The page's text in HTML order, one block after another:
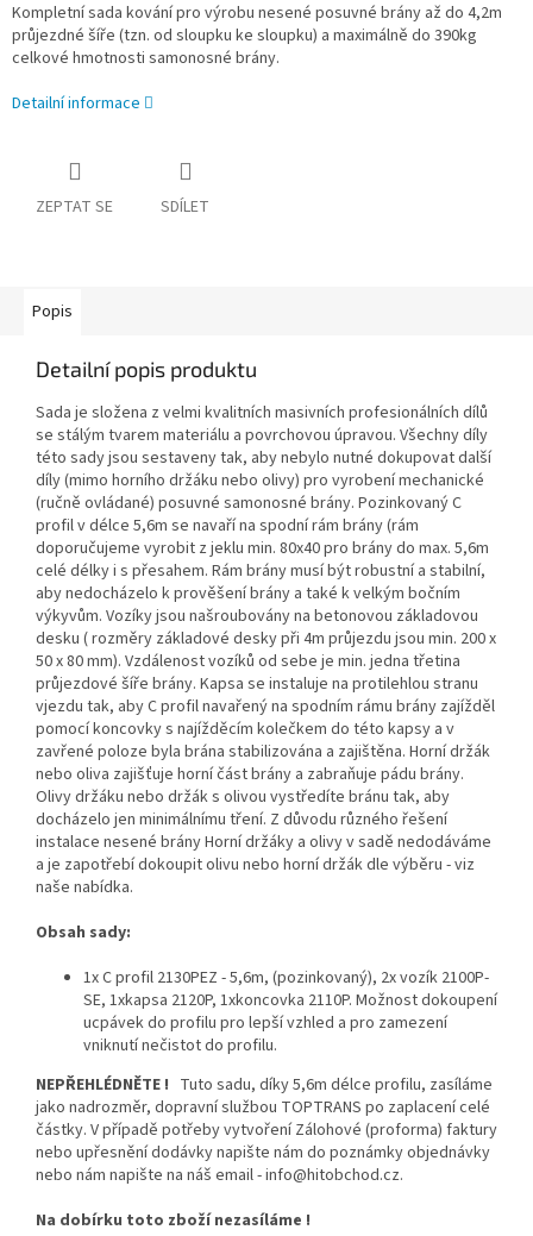
Kompletní sada kování pro výrobu nesené posuvné brány až do 4,2m
průjezdné šíře (tzn. od sloupku ke sloupku) a maximálně do 390kg
celkové hmotnosti samonosné brány.
Detailní informace
ZEPTAT SE SDÍLET
Popis
Detailní popis produktu
Sada je složena z velmi kvalitních masivních profesionálních dílů
se stálým tvarem materiálu a povrchovou úpravou. Všechny díly
této sady jsou sestaveny tak, aby nebylo nutné dokupovat další
díly (mimo horního držáku nebo olivy) pro vyrobení mechanické
(ručně ovládané) posuvné samonosné brány. Pozinkovaný C
profil v délce 5,6m se navaří na spodní rám brány (rám
doporučujeme vyrobit z jeklu min. 80x40 pro brány do max. 5,6m
celé délky i s přesahem. Rám brány musí být robustní a stabilní,
aby nedocházelo k prověšení brány a také k velkým bočním
výkyvům. Vozíky jsou našroubovány na betonovou základovou
desku ( rozměry základové desky při 4m průjezdu jsou min. 200 x
50 x 80 mm). Vzdálenost vozíků od sebe je min. jedna třetina
průjezdové šíře brány. Kapsa se instaluje na protilehlou stranu
vjezdu tak, aby C profil navařený na spodním rámu brány zajížděl
pomocí koncovky s najížděcím kolečkem do této kapsy a v
zavřené poloze byla brána stabilizována a zajištěna. Horní držák
nebo oliva zajišťuje horní část brány a zabraňuje pádu brány.
Olivy držáku nebo držák s olivou vystředíte bránu tak, aby
docházelo jen minimálnímu tření. Z důvodu různého řešení
instalace nesené brány Horní držáky a olivy v sadě nedodáváme
a je zapotřebí dokoupit olivu nebo horní držák dle výběru - viz
naše nabídka.
Obsah sady:
1x C profil 2130PEZ - 5,6m, (pozinkovaný), 2x vozík 2100P-
SE, 1xkapsa 2120P, 1xkoncovka 2110P. Možnost dokoupení
ucpávek do profilu pro lepší vzhled a pro zamezení
vniknutí nečistot do profilu.
NEPŘEHLÉDNĚTE ! Tuto sadu, díky 5,6m délce profilu, zasíláme
jako nadrozměr, dopravní službou TOPTRANS po zaplacení celé
částky. V případě potřeby vytvoření Zálohové (proforma) faktury
nebo upřesnění dodávky napište nám do poznámky objednávky
nebo nám napište na náš email - info@hitobchod.cz.
Na dobírku toto zboží nezasíláme !